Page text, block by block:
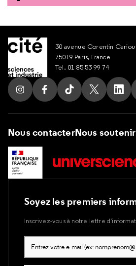
30 avenue Corentin Cariou
75019 Paris, France
Tel. 01 85 53 99 74
Suivez nous sur Instagram
Suivez nous sur
Suivez nous sur
Suivez
Nous contacterNous soutenir
Soyez les premiers
Inscrivez-vous à notre lettre